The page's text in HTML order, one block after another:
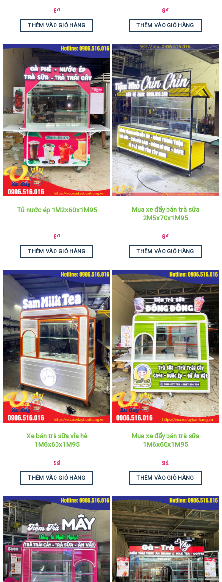
9₫
THÊM VÀO GIỎ HÀNG
9₫
THÊM VÀO GIỎ HÀNG
Tủ nước ép 1M2x60x1M95
9₫
THÊM VÀO GIỎ HÀNG
Mua xe đẩy bán trà sữa
2M5x70x1M95
9₫
THÊM VÀO GIỎ HÀNG
Xe bán trà sữa vỉa hè
1M6x60x1M95
9₫
THÊM VÀO GIỎ HÀNG
Mua xe đẩy bán trà sữa
1M6x60x1M95
9₫
THÊM VÀO GIỎ HÀNG